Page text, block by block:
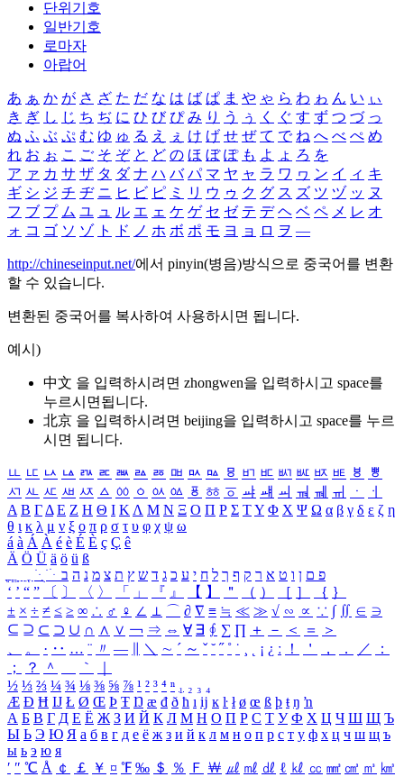
단위기호
일반기호
로마자
아랍어
あ ぁ か が さ ざ た だ な は ば ぱ ま や ゃ ら わ ゎ ん い ぃ
き ぎ し じ ち ぢ に ひ び ぴ み り う ぅ く ぐ す ず つ づ っ
ぬ ふ ぶ ぷ む ゆ ゅ る え ぇ け げ せ ぜ て で ね へ べ ぺ め
れ お ぉ こ ご そ ぞ と ど の ほ ぼ ぽ も よ ょ ろ を
ア ァ カ サ ザ タ ダ ナ ハ バ パ マ ヤ ャ ラ ワ ヮ ン イ ィ キ
ギ シ ジ チ ヂ ニ ヒ ビ ピ ミ リ ウ ゥ ク グ ス ズ ツ ヅ ッ ヌ
フ ブ プ ム ユ ュ ル エ ェ ケ ゲ セ ゼ テ デ ヘ ベ ペ メ レ オ
ォ コ ゴ ソ ゾ ト ド ノ ホ ボ ポ モ ヨ ョ ロ ヲ ―
http://chineseinput.net/에서 pinyin(병음)방식으로 중국어를 변환
할 수 있습니다.
변환된 중국어를 복사하여 사용하시면 됩니다.
예시)
中文 을 입력하시려면 zhongwen을 입력하시고 space를
누르시면됩니다.
北京 을 입력하시려면 beijing을 입력하시고 space를 누르
시면 됩니다.
ㅥ ㅦ ㅧ ㅨ ㅩ ㅪ ㅫ ㅬ ㅭ ㅮ ㅯ ㅰ ㅱ ㅲ ㅳ ㅴ ㅵ ㅶ ㅷ ㅸ
ㅹ
ㅺ ㅻ ㅼ ㅽ ㅾ ㅿ ㆀ ㆁ ㆂ ㆃ ㆄ ㆅ ㆆ ㆇ ㆈ ㆉ ㆊ ㆋ ㆌ ㆍ
ㆎ
Α Β ΓΔ Ε Ζ Η Θ Ι ΚΛ Μ Ν Ξ Ο Π Ρ Σ ΤΥ Φ Χ Ψ Ω α β γ δ ε ζ η
θ ι κ λ μ ν ξ ο π ρ σ τ υ φ χ ψ ω
á à Á À é è É È ç Ç ê
Ä Ö Ü ä ö ü ß
ִֶֹ ֻּ ׁׂ פ ם ן ו ט א ר ק ף ך ל ח י ע כ ג ד ש ץ ת צ מ נ ה ב
‘ ’ “ ” 〔 〕 〈 〉 「 」 『 』 【 】 ＂ （ ） ［ ］ ｛ ｝
± × ÷ ≠ ≤ ≥ ∞ ∴ ♂ ♀ ∠ ⊥ ⌒ ∂ ∇ ≡ ≒ ≪ ≫ √ ∽ ∝ ∵ ∫ ∬ ∈ ∋
⊆ ⊇ ⊂ ⊃ ∪ ∩ ∧ ∨ ￢ ⇒ ⇔ ∀ ∃ ∮ ∑ ∏ ＋ － ＜ ＝
＞
、
。 · ‥ … ¨ 〃 ― ＼ ∼ ´ ～ ˇ ˘ ˝ ˚ ˙ ¸ ¡ ¿ ː ！ ＇ ， ． ／
：
；
？ ＾ ｀
½ ⅓ ⅔ ¼ ¾ ⅛ ⅜ ⅝ ⅞ ¹ ² ³ ⁴ ⁿ ₁ ₂ ₃ ₄
Æ Ð Ħ Ĳ Ł Ø Œ Þ Ŧ Ŋ æ đ ð ħ ı ĳ ĸ ŀ ł ø œ ß þ ŧ ŋ ŉ
А Б В Г Д Е Ё Ж З И Й К Л М Н О П Р С Т У Ф Х Ц Ч Ш Щ Ъ
Ы Ь Э Ю Я а б в г д е ё ж з и й к л м н о п р с т у ф х ц ч ш щ ъ
ы ь э ю я
′ ″ ℃ Å ￠ ￡ ￥ ¤ ℉ ‰ ＄ ％ Ｆ ￦ ㎕ ㎖ ㎗ ℓ ㎘ ㏄ ㎣ ㎤ ㎥ ㎦